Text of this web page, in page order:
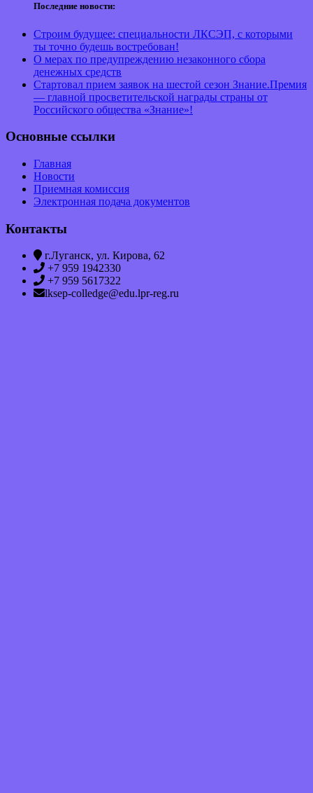
Последние новости:
Строим будущее: специальности ЛКСЭП, с которыми
ты точно будешь востребован!
О мерах по предупреждению незаконного сбора
денежных средств
Стартовал прием заявок на шестой сезон Знание.Премия
— главной просветительской награды страны от
Российского общества «Знание»!
Основные ссылки
Главная
Новости
Приемная комиссия
Электронная подача документов
Контакты
г.Луганск, ул. Кирова, 62
+7 959 1942330
+7 959 5617322
lksep-colledge@edu.lpr-reg.ru